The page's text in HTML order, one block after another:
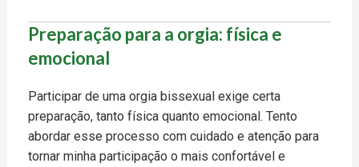
Preparação para a orgia: física e
emocional
Participar de uma orgia bissexual exige certa
preparação, tanto física quanto emocional. Tento
abordar esse processo com cuidado e atenção para
tornar minha participação o mais confortável e